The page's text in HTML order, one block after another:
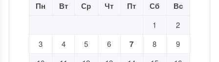
Пн Вт Ср Чт Пт Сб Вс
1
2
3
4 5 6 7 8
9